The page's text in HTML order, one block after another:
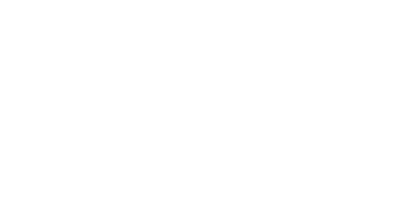
| Κρήτη | Ιωάννινα | Φλώρινα |